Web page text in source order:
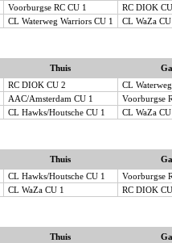
Voorburgse RC CU 1
RC DIOK
CL Waterweg Warriors CU 1 CL WaZa
Thuis
RC DIOK CU 2
CL
AAC/Amsterdam CU 1
Voorburgse
CL Hawks/Houtsche CU 1 CL WaZa
Thuis
CL Hawks/Houtsche CU 1
Voorburgse
CL WaZa CU 1 RC DIOK
Thuis